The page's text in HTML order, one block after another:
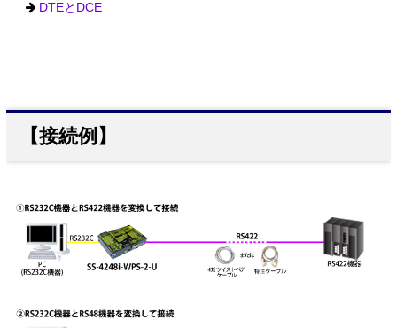
DTEとDCE
【接続例】